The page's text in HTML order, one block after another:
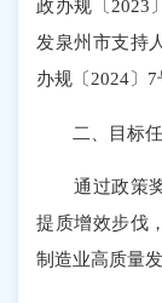
政办规〔2023
发泉州市支持
办规〔2024〕7
二、目标任
通过政策奖
提质增效步伐
制造业高质量发